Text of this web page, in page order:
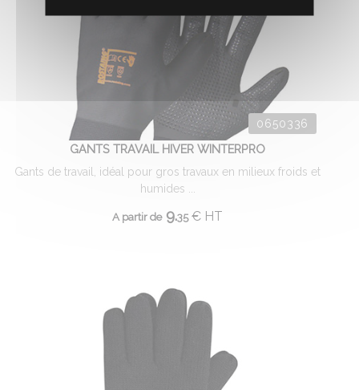
0650336
GANTS TRAVAIL HIVER WINTERPRO
Gants de travail, idéal pour gros travaux en milieux froids et
humides ...
A partir de9.35 € HT